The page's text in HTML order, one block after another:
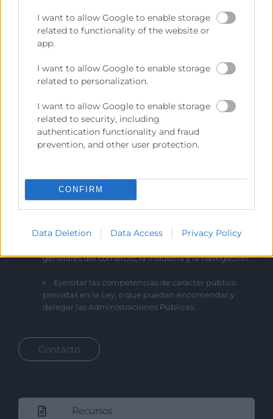
I want to allow Google to enable storage
related to functionality of the website or
app.
I want to allow Google to enable storage
related to personalization.
I want to allow Google to enable storage
related to security, including
authentication functionality and fraud
prevention, and other user protection.
CONFIRM
Data Deletion Data Access Privacy Policy
He leído y acepto la
Cámara València es una corporación de derecho público,
colaboradora de las Administraciones Públicas, dedicada a:
generales del comercio, la industria y la navegación.
Ejercitar las competencias de carácter público
previstas en la Ley, o que puedan encomendar y
delegar las Administraciones Públicas.
Contacto
Recursos